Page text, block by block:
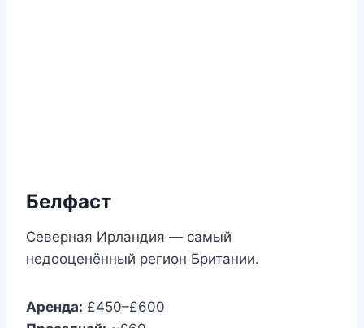
Белфаст
Северная Ирландия — самый
недооценённый регион Британии.
Аренда: £450–£600